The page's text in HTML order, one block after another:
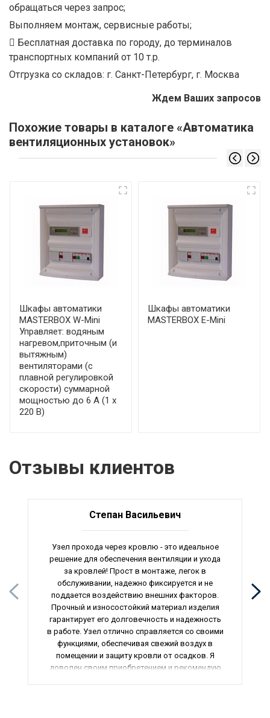
обращаться через запрос;
Выполняем монтаж, сервисные работы;
Бесплатная доставка по городу, до терминалов
транспортных компаний от 10 т.р.
Отгрузка со складов: г. Санкт-Петербург, г. Москва
Ждем Ваших запросов
Похожие товары в каталоге «Автоматика
вентиляционных установок»
Шкафы автоматики
MASTERBOX W-Mini
Управляет: водяным
нагревом,приточным (и
вытяжным)
вентиляторами (с
плавной регулировкой
скорости) суммарной
мощностью до 6 А (1 х
220 В)
Шкафы автоматики
MASTERBOX E-Mini
Отзывы клиентов
Степан Васильевич
Узел прохода через кровлю - это идеальное
решение для обеспечения вентиляции и ухода
за кровлей! Прост в монтаже, легок в
обслуживании, надежно фиксируется и не
поддается воздействию внешних факторов.
Прочный и износостойкий материал изделия
гарантирует его долговечность и надежность
в работе. Узел отлично справляется со своими
функциями, обеспечивая свежий воздух в
помещении и защиту кровли от осадков. Я
доволен своим приобретением и рекомендую